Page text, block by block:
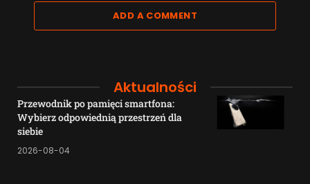
ADD A COMMENT
Aktualności
Przewodnik po pamięci smartfona:
Wybierz odpowiednią przestrzeń dla
siebie
2026-08-04